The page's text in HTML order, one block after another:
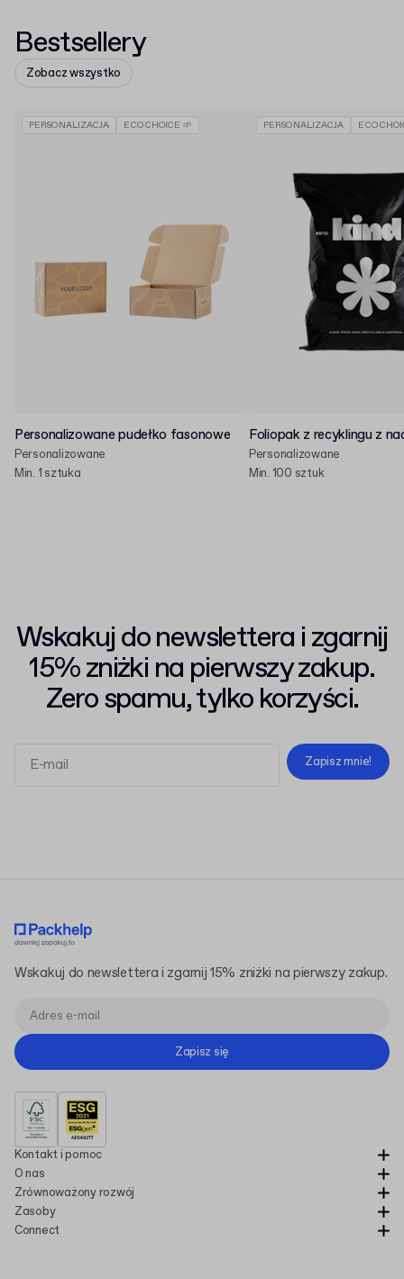
Bestsellery
Zobacz wszystko
PERSONALIZACJA ECO CHOICE 🌱
Personalizowane pudełko fasonowe
Personalizowane
Min. 1 sztuka
PERSONALIZACJA ECO
Foliopak z recyklingu z
Personalizowane
Min. 100 sztuk
Wskakuj do newslettera i zgarnij
15% zniżki na pierwszy zakup.
Zero spamu, tylko korzyści.
Zapisz mnie!
Kontakt i pomoc
O nas
Zrównoważony rozwój
Zasoby
Connect
Wskakuj do newslettera i zgarnij 15% zniżki na pierwszy zakup.
Zapisz się